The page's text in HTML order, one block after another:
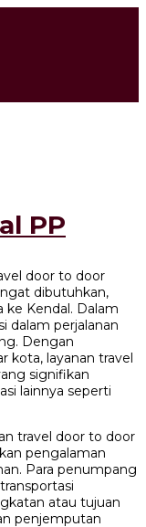
PP
door to door
dibutuhkan,
ke Kendal. Dalam
dalam perjalanan
Dengan
kota, layanan travel
signifikan
lainnya seperti
travel door to door
pengalaman
Para penumpang
atau tujuan
penjemputan